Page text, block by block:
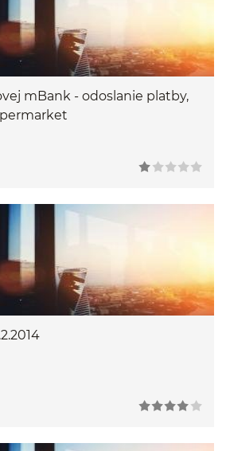
mBank - odoslanie platby,